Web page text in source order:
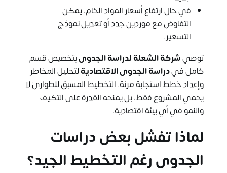
في حال ارتفاع أسعار المواد الخام، يمكن
التفاوض مع موردين جدد أو تعديل نموذج
التسعير.
توصيشركة الشعلة لدراسة الجدوىبتخصيص قسم
كامل فيدراسة الجدوى الاقتصاديةلتحليل المخاطر
وإعداد خطط استجابة مرنة. التخطيط المسبق للطوارئ لا
يحمي المشروع فقط، بل يمنحه القدرة على التكيف
والنمو في أي بيئة اقتصادية.
لماذا تفشل بعض دراسات
الجدوى رغم التخطيط الجيد؟